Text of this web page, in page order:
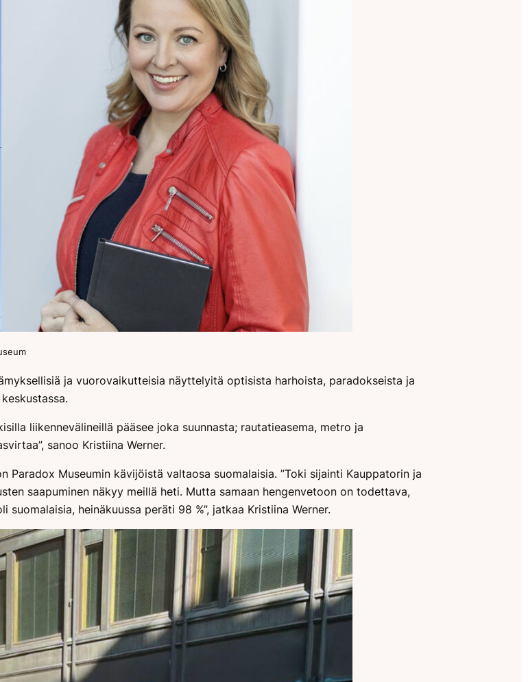
ja vuorovaikutteisia näyttelyitä optisista harhoista, paradokseista ja
liikennevälineillä pääsee joka suunnasta; rautatieasema, metro ja
sanoo Kristiina Werner.
Museumin kävijöistä valtaosa suomalaisia. ”Toki sijainti Kauppatorin ja
saapuminen näkyy meillä heti. Mutta samaan hengenvetoon on todettava,
heinäkuussa peräti 98 %”, jatkaa Kristiina Werner.